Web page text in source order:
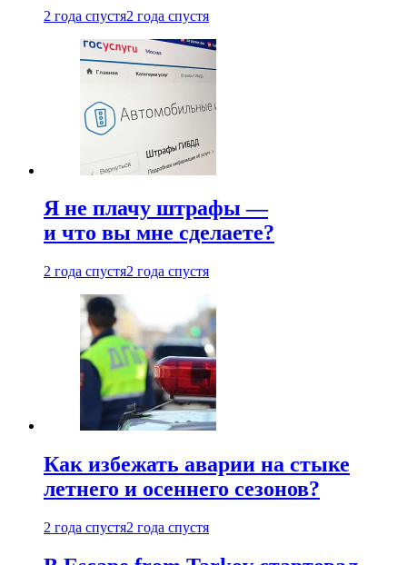
2 года спустя2 года спустя
Я не плачу штрафы —
и что вы мне сделаете?
2 года спустя2 года спустя
Как избежать аварии на стыке
летнего и осеннего сезонов?
2 года спустя2 года спустя